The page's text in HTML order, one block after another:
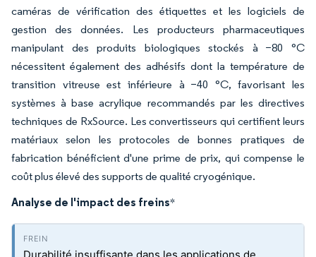
caméras de vérification des étiquettes et les logiciels de
gestion des données. Les producteurs pharmaceutiques
manipulant des produits biologiques stockés à −80 °C
nécessitent également des adhésifs dont la température de
transition vitreuse est inférieure à −40 °C, favorisant les
systèmes à base acrylique recommandés par les directives
techniques de RxSource. Les convertisseurs qui certifient leurs
matériaux selon les protocoles de bonnes pratiques de
fabrication bénéficient d'une prime de prix, qui compense le
coût plus élevé des supports de qualité cryogénique.
Analyse de l'impact des freins*